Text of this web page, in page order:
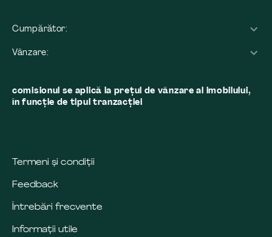
Cumpărător:
Vânzare:
comisionul se aplică la preţul de vânzare al imobilului,
în funcţie de tipul tranzacţiei
Termeni și condiții
Feedback
Întrebări frecvente
Informații utile